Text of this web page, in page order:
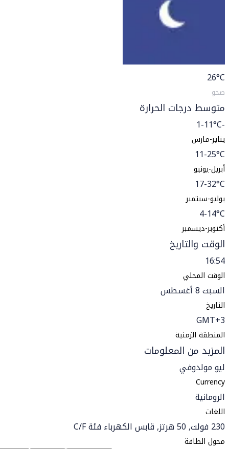
26°C
صحو
متوسط درجات الحرارة
-1-11°C
يناير-مارس
11-25°C
أبريل-يونيو
17-32°C
يوليو-سبتمبر
4-14°C
أكتوبر-ديسمبر
الوقت والتاريخ
16:54
الوقت المحلي
السبت 8 أغسطس
التاريخ
GMT+3
المنطقة الزمنية
المزيد من المعلومات
ليو مولدوفي
Currency
الرومانية
اللغات
230 فولت, 50 هرتز, قابس الكهرباء فئة C/F
محول الطاقة